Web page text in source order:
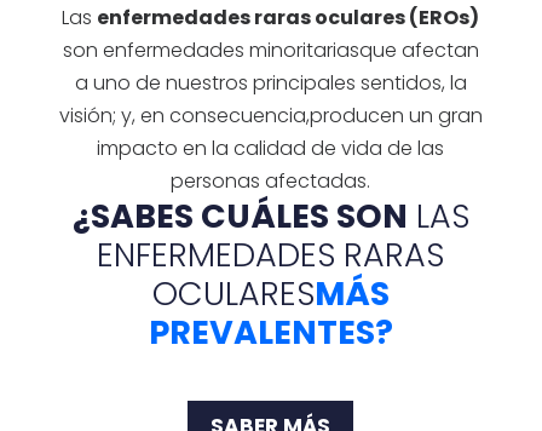
Las enfermedades raras oculares (EROs)
son enfermedades minoritariasque afectan
a uno de nuestros principales sentidos, la
visión; y, en consecuencia,producen un gran
impacto en la calidad de vida de las
personas afectadas.
¿SABES CUÁLES SON LAS
ENFERMEDADES RARAS
OCULARESMÁS
PREVALENTES?